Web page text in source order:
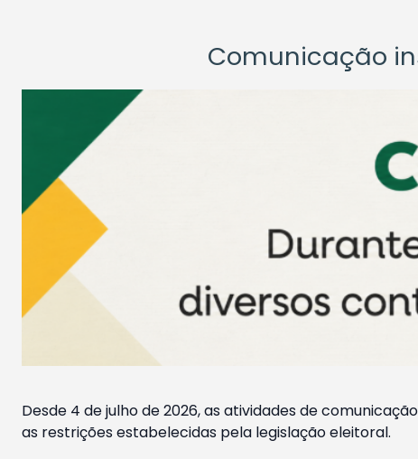
Comunicação
Desde 4 de julho de 2026, as atividades de
as restrições estabelecidas pela legislação eleitoral.